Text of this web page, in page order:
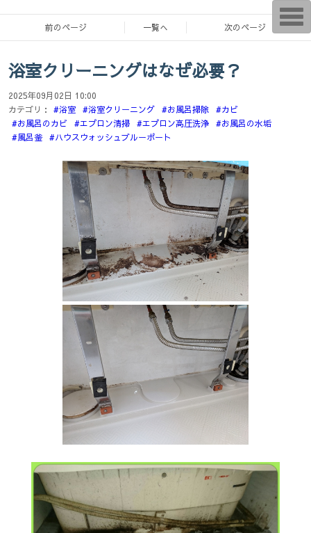
前のページ 一覧へ 次のページ
浴室クリーニングはなぜ必要？
2025年09月02日 10:00
カテゴリ：
#浴室 #浴室クリーニング #お風呂掃除
#カビ
#お風呂のカビ
#エプロン清掃 #エプロン高圧洗浄
#お風呂の水垢
#風呂釜
#ハウスウォッシュブルーポート
T
o
g
g